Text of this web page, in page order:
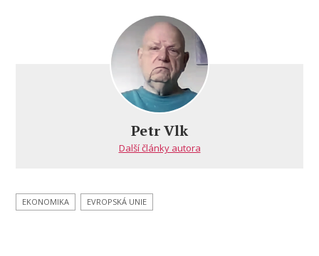
Petr Vlk
Další články autora
EKONOMIKA EVROPSKÁ UNIE